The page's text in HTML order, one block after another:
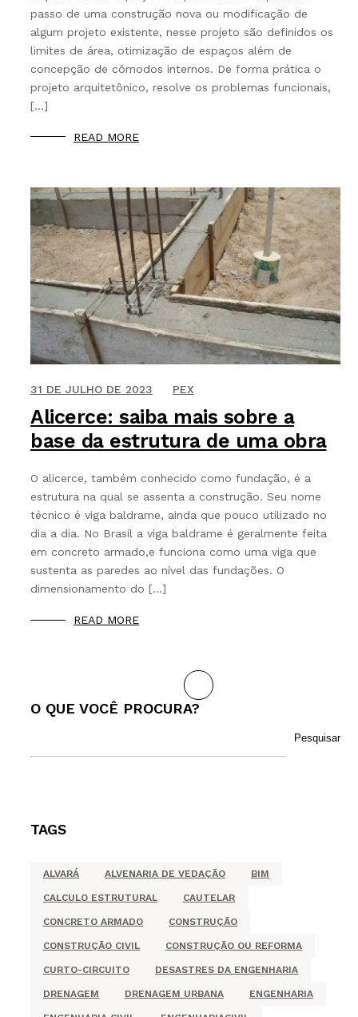
passo de uma construção nova ou modificação de
algum projeto existente, nesse projeto são definidos os
limites de área, otimização de espaços além de
concepção de cômodos internos. De forma prática o
projeto arquitetônico, resolve os problemas funcionais,
[…]
READ MORE
9 DE AGOSTO DE 2021
31 DE JULHO DE 2023 PEX
Alicerce: saiba mais sobre a
base da estrutura de uma obra
O alicerce, também conhecido como fundação, é a
estrutura na qual se assenta a construção. Seu nome
técnico é viga baldrame, ainda que pouco utilizado no
dia a dia. No Brasil a viga baldrame é geralmente feita
em concreto armado,e funciona como uma viga que
sustenta as paredes ao nível das fundações. O
dimensionamento do […]
READ MORE
Next
O QUE VOCÊ PROCURA?
Pesquisar
TAGS
ALVARÁ ALVENARIA DE VEDAÇÃO BIM
CALCULO ESTRUTURAL CAUTELAR
CONCRETO ARMADO CONSTRUÇÃO
CONSTRUÇÃO CIVIL CONSTRUÇÃO OU REFORMA
CURTO-CIRCUITO DESASTRES DA ENGENHARIA
DRENAGEM DRENAGEM URBANA ENGENHARIA